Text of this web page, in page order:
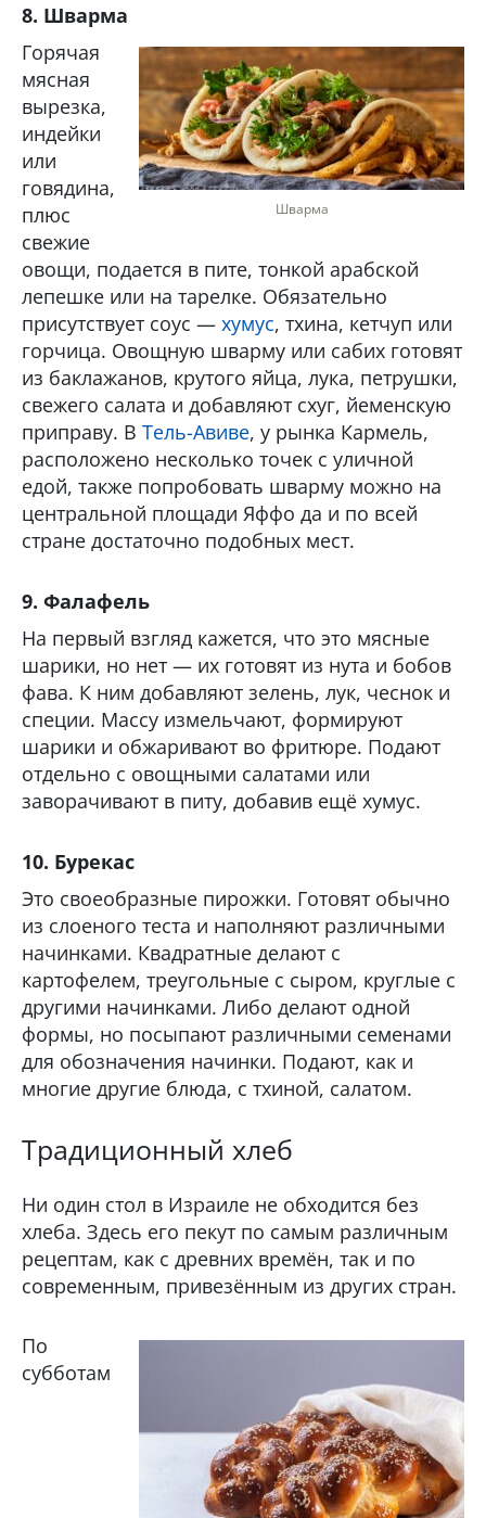
8. Шварма
Шварма
Горячая
мясная
вырезка,
индейки
или
говядина,
плюс
свежие
овощи, подается в пите, тонкой арабской
лепешке или на тарелке. Обязательно
присутствует соус — хумус, тхина, кетчуп или
горчица. Овощную шварму или сабих готовят
из баклажанов, крутого яйца, лука, петрушки,
свежего салата и добавляют схуг, йеменскую
приправу. В Тель-Авиве, у рынка Кармель,
расположено несколько точек с уличной
едой, также попробовать шварму можно на
центральной площади Яффо да и по всей
стране достаточно подобных мест.
9. Фалафель
На первый взгляд кажется, что это мясные
шарики, но нет — их готовят из нута и бобов
фава. К ним добавляют зелень, лук, чеснок и
специи. Массу измельчают, формируют
шарики и обжаривают во фритюре. Подают
отдельно с овощными салатами или
заворачивают в питу, добавив ещё хумус.
10. Бурекас
Это своеобразные пирожки. Готовят обычно
из слоеного теста и наполняют различными
начинками. Квадратные делают с
картофелем, треугольные с сыром, круглые с
другими начинками. Либо делают одной
формы, но посыпают различными семенами
для обозначения начинки. Подают, как и
многие другие блюда, с тхиной, салатом.
Традиционный хлеб
Ни один стол в Израиле не обходится без
хлеба. Здесь его пекут по самым различным
рецептам, как с древних времён, так и по
современным, привезённым из других стран.
По
субботам